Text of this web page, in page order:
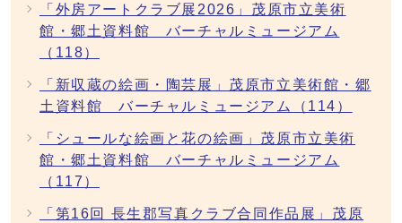
「外房アートクラブ展2026」茂原市立美術
館・郷土資料館 バーチャルミュージアム
（118）
「新収蔵の絵画・陶芸展」茂原市立美術館・郷
土資料館 バーチャルミュージアム（114）
「シュールな絵画と花の絵画」茂原市立美術
館・郷土資料館 バーチャルミュージアム
（117）
「第16回 長生郡写真クラブ合同作品展」茂原